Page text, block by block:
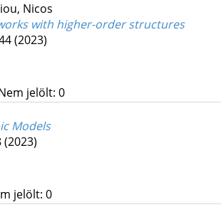
Nicos
with higher-order structures
(2023)
jelölt: 0
Models
(2023)
jelölt: 0